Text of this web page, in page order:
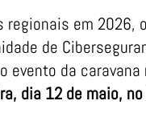
regionais em 2026, o
de
da caravana
dia 12 de maio, no